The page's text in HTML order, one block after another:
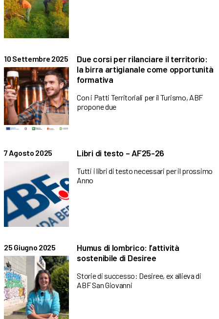
10 Settembre 2025
Due corsi per rilanciare il territorio:
la birra artigianale come opportunità
formativa
Con i Patti Territoriali per il Turismo, ABF
propone due
7 Agosto 2025 Libri di testo – AF25-26
Tutti i libri di testo necessari per il prossimo
Anno
25 Giugno 2025
Humus di lombrico: l’attività
sostenibile di Desiree
Storie di successo: Desiree, ex allieva di
ABF San Giovanni